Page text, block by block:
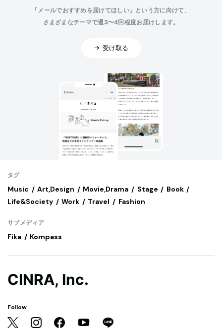
「メールでおすすめを届けてほしい」という方に向けて、
さまざまなテーマで週3〜4回程度お届けします。
受け取る
タグ
Music Art,Design Movie,Drama Stage
Book
Life&Society
Work Travel Fashion
サブメディア
Fika Kompass
CINRA, Inc.
Follow